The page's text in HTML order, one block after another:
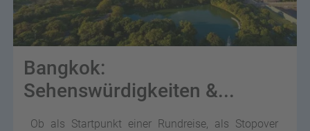
Bangkok:
Sehenswürdigkeiten &...
Ob als Startpunkt einer Rundreise, als Stopover